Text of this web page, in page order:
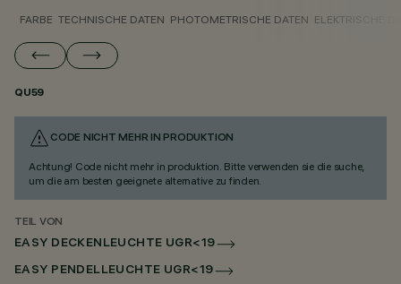
FARBE TECHNISCHE DATEN PHOTOMETRISCHE DATEN ELEKTRISCHE
QU59
CODE NICHT MEHR IN PRODUKTION
Achtung! Code nicht mehr in produktion. Bitte verwenden sie die suche,
um die am besten geeignete alternative zu finden.
TEIL VON
EASY DECKENLEUCHTE UGR<19
EASY PENDELLEUCHTE UGR<19